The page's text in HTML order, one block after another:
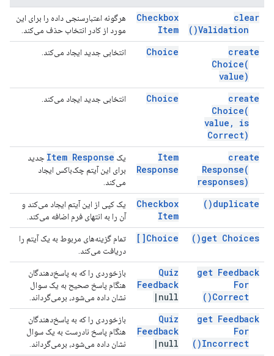
clear
Validation(
)
Checkbox
Item
هرگونه اعتبارسنجی داده را برای این
مورد از کادر انتخاب حذف می‌کند.
create
Choice(
value)
Choice انتخابی جدید ایجاد می‌کند.
create
Choice(
value ,
is
Correct)
Choice انتخابی جدید ایجاد می‌کند.
create
Response(
responses)
Item
Response
یک Item Response جدید
برای این آیتم چک‌باکس ایجاد
می‌کند.
duplicate(
)
Checkbox
Item
یک کپی از این آیتم ایجاد می‌کند و
آن را به انتهای فرم اضافه می‌کند.
get Choices(
)
Choice[]
تمام گزینه‌های مربوط به یک آیتم را
دریافت می‌کند.
get Feedback
For
Correct(
)
Quiz
Feedback
| null
بازخوردی را که به پاسخ‌دهندگان
هنگام پاسخ صحیح به یک سوال
نشان داده می‌شود، برمی‌گرداند.
get Feedback
For
Incorrect(
)
Quiz
Feedback
| null
بازخوردی را که به پاسخ‌دهندگان
هنگام پاسخ نادرست به یک سوال
نشان داده می‌شود، برمی‌گرداند.